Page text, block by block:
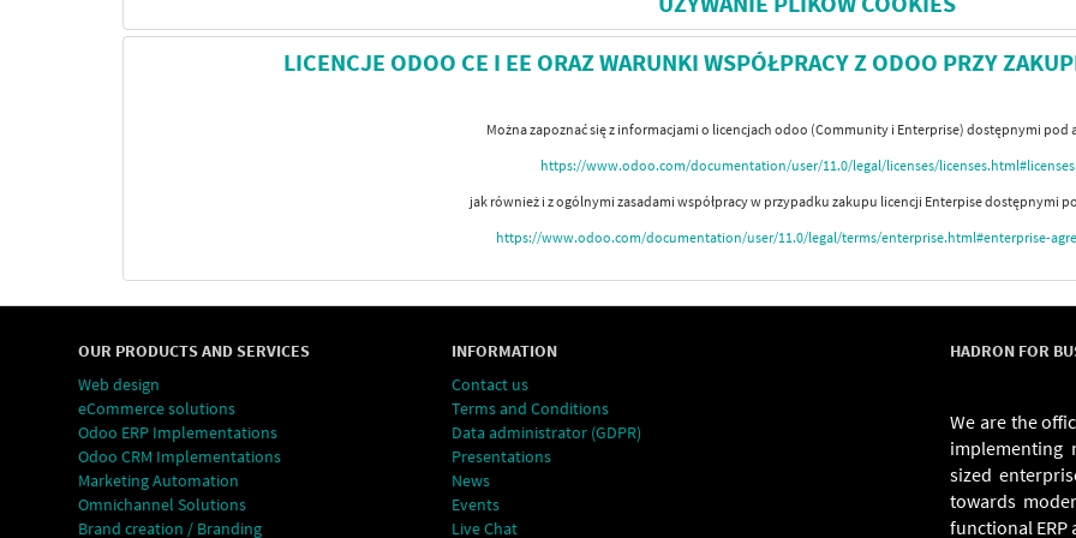
LICENCJE ODOO CE I EE ORAZ WARUNKI WSPÓŁPRACY Z ODOO PRZY
Można zapoznać się z informacjami o licencjach odoo (Community i Enterprise) dostępnymi pod
https://www.odoo.com/documentation/user/11.0/legal/licenses/licenses.html#licenses
jak również i z ogólnymi zasadami współpracy w przypadku zakupu licencji Enterpise dostępnymi
https://www.odoo.com/documentation/user/11.0/legal/terms/enterprise.html#enterprise-
OUR PRODUCTS AND SERVICES
Web design
eCommerce solutions
Odoo ERP Implementations
Odoo CRM Implementations
Marketing Automation
Omnichannel Solutions
Brand creation / Branding
INFORMATION
Contact us
Terms and Conditions
Data administrator (GDPR)
Presentations
News
Events
Live Chat
HADRON FOR
We are the
implementing
sized
towards
functional